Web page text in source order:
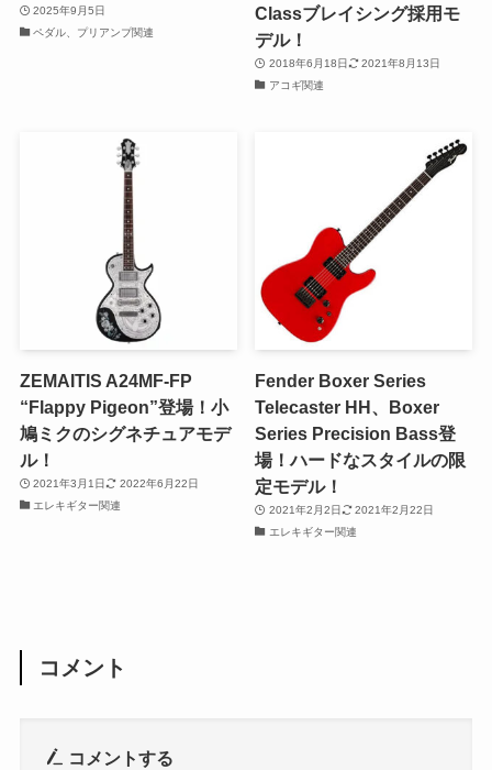
2025年9月5日
ペダル、プリアンプ関連
Classブレイシング採用モ
デル！
2018年6月18日
2021年8月13日
アコギ関連
ZEMAITIS A24MF-FP
“Flappy Pigeon”登場！小
鳩ミクのシグネチュアモデ
ル！
2021年3月1日
2022年6月22日
エレキギター関連
Fender Boxer Series
Telecaster HH、Boxer
Series Precision Bass登
場！ハードなスタイルの限
定モデル！
2021年2月2日
2021年2月22日
エレキギター関連
コメント
コメントする